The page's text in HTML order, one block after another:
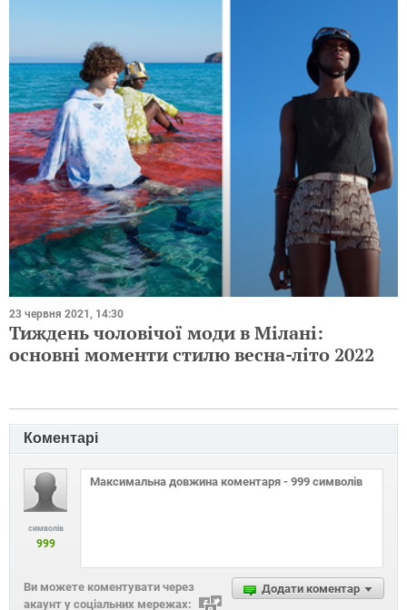
23 червня 2021, 14:30
Тиждень чоловічої моди в Мілані:
основні моменти стилю весна-літо 2022
Коментарі
символів
999
Додати коментар
Ви можете коментувати через
акаунт у соціальних мережах: